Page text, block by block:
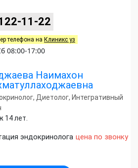
11-22
телефона на Клиникс уз
08:00-17:00
Наимахон
Диетолог, Интегративный
14 лет.
эндокринолога цена по звонку